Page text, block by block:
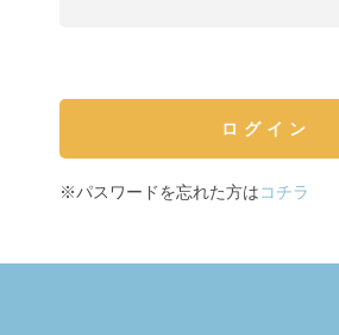
※パスワードを忘れた方はコチラ